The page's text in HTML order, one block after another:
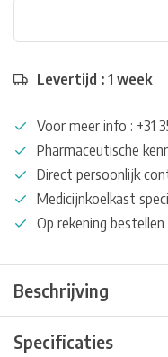
Levertijd : 1 week
Voor meer info : +31
Pharmaceutische
Direct persoonlijk
Medicijnkoelkast
Op rekening bestellen
Beschrijving
Specificaties